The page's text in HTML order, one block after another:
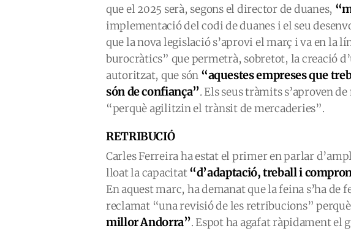
que el 2025 serà, segons el director de duanes,
implementació del codi de duanes i el seu
que la nova legislació s’aprovi el març i va en la
burocràtics” que permetrà, sobretot, la creació
autoritzat, que són “aquestes empreses que
són de confiança”. Els seus tràmits s’aproven
“perquè agilitzin el trànsit de mercaderies”.
RETRIBUCIÓ
Carles Ferreira ha estat el primer en parlar
lloat la capacitat“d’adaptació, treball i
En aquest marc, ha demanat que la feina s’ha
reclamat “una revisió de les retribucions” perquè
millor Andorra”. Espot ha agafat ràpidament el